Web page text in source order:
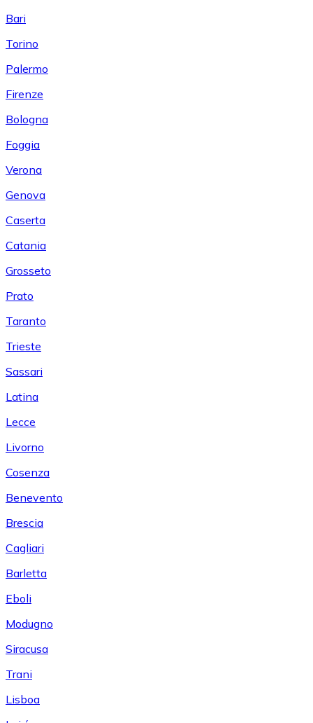
Bari
Torino
Palermo
Firenze
Bologna
Foggia
Verona
Genova
Caserta
Catania
Grosseto
Prato
Taranto
Trieste
Sassari
Latina
Lecce
Livorno
Cosenza
Benevento
Brescia
Cagliari
Barletta
Eboli
Modugno
Siracusa
Trani
Lisboa